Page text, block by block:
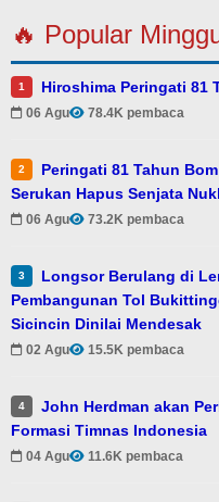
🔥 Popular
1 Hiroshima Peringati 81
06 Agu 78.4K pembaca
2
Peringati 81 Tahun
Serukan Hapus Senjata
06 Agu 73.2K pembaca
3
Longsor Berulang di
Pembangunan Tol
Sicincin Dinilai Mendesak
02 Agu 15.5K pembaca
4
John Herdman akan
Formasi Timnas Indonesia
04 Agu 11.6K pembaca